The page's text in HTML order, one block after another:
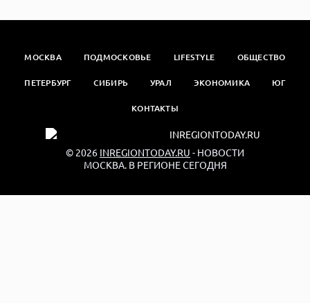
МОСКВА ПОДМОСКОВЬЕ LIFESTYLE ОБЩЕСТВО
ПЕТЕРБУРГ СИБИРЬ УРАЛ ЭКОНОМИКА ЮГ
КОНТАКТЫ
© 2026 INREGIONTODAY.RU - НОВОСТИ
МОСКВА. В РЕГИОНЕ СЕГОДНЯ